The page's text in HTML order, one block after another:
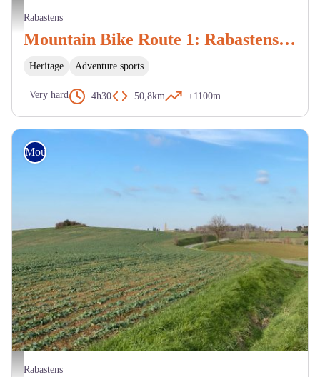
Vue alentour de Rabastens - BP
Rabastens
Mountain Bike Route 1: Rabastens via the Chapels
Heritage Adventure sports
Very hard 4h30 50,8km +1100m
Environs de Rabastens - M. Cazeméa
Mountain Bike
Rabastens